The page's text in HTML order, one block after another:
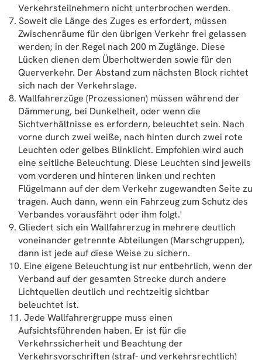
Verkehrsteilnehmern nicht unterbrochen werden.
Soweit die Länge des Zuges es erfordert, müssen
Zwischenräume für den übrigen Verkehr frei gelassen
werden; in der Regel nach 200 m Zuglänge. Diese
Lücken dienen dem Überholtwerden sowie für den
Querverkehr. Der Abstand zum nächsten Block richtet
sich nach der Verkehrslage.
Wallfahrerzüge (Prozessionen) müssen während der
Dämmerung, bei Dunkelheit, oder wenn die
Sichtverhältnisse es erfordern, beleuchtet sein. Nach
vorne durch zwei weiße, nach hinten durch zwei rote
Leuchten oder gelbes Blinklicht. Empfohlen wird auch
eine seitliche Beleuchtung. Diese Leuchten sind jeweils
vom vorderen und hinteren linken und rechten
Flügelmann auf der dem Verkehr zugewandten Seite zu
tragen. Auch dann, wenn ein Fahrzeug zum Schutz des
Verbandes vorausfährt oder ihm folgt.'
Gliedert sich ein Wallfahrerzug in mehrere deutlich
voneinander getrennte Abteilungen (Marschgruppen),
dann ist jede auf diese Weise zu sichern.
Eine eigene Beleuchtung ist nur entbehrlich, wenn der
Verband auf der gesamten Strecke durch andere
Lichtquellen deutlich und rechtzeitig sichtbar
beleuchtet ist.
Jede Wallfahrergruppe muss einen
Aufsichtsführenden haben. Er ist für die
Verkehrssicherheit und Beachtung der
Verkehrsvorschriften (straf- und verkehrsrechtlich)